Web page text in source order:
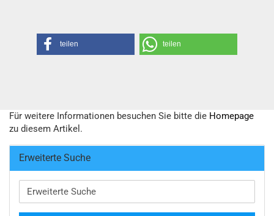
teilen teilen
Für weitere Informationen besuchen Sie bitte die Homepage
zu diesem Artikel.
Erweiterte Suche
Erweiterte
Suche